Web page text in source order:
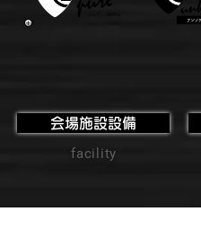
会場施設設備
facility